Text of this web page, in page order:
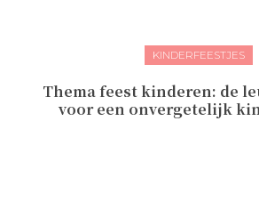
KINDERFEESTJES
Thema feest kinderen: de
voor een onvergetelijk